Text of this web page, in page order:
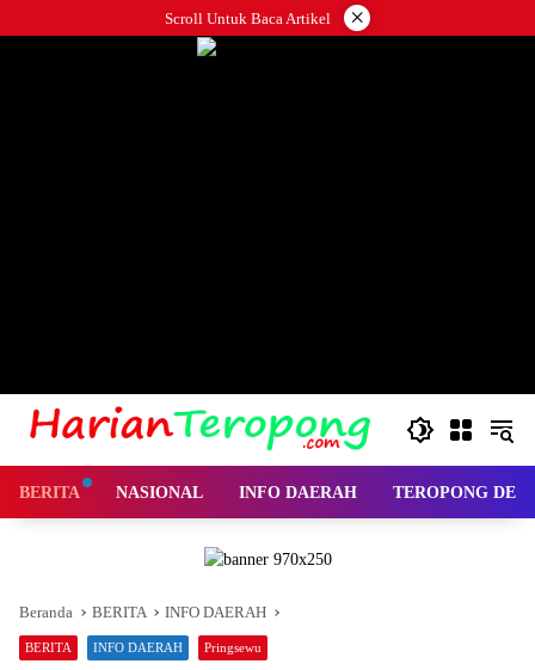
ke
Scroll Untuk Baca Artikel ×
BERITA NASIONAL INFO DAERAH TEROPONG
Beranda BERITA INFO DAERAH
BERITA INFO DAERAH Pringsewu